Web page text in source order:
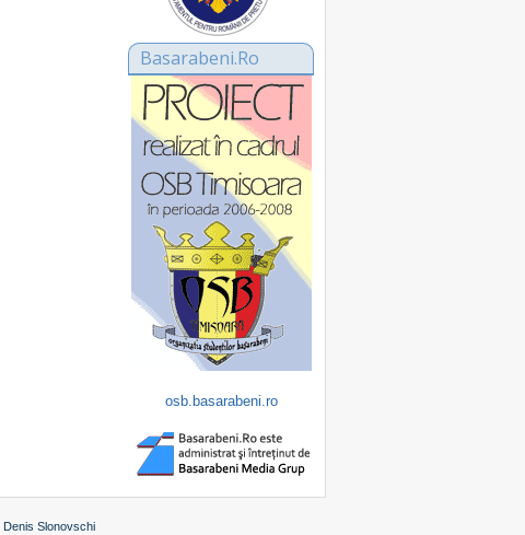
Basarabeni.Ro
osb.basarabeni.ro
Denis Slonovschi